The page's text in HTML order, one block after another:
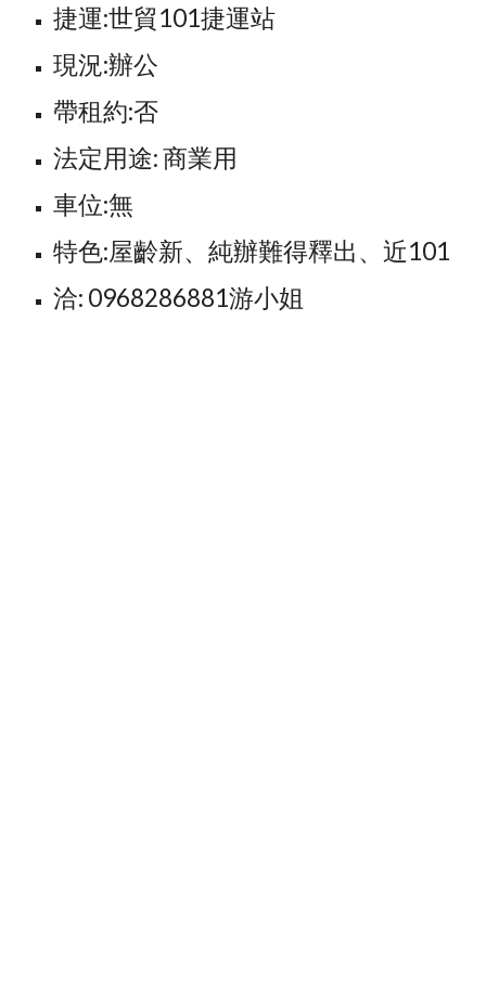
捷運:世貿101捷運站
現況:辦公
帶租約:否
法定用途: 商業用
車位:無
特色:屋齡新、純辦難得釋出、近101
洽: 0968286881游小姐